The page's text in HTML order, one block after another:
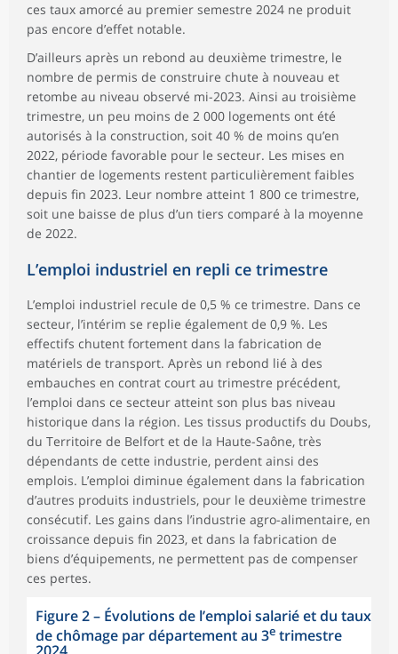
ces taux amorcé au premier semestre 2024 ne produit
pas encore d’effet notable.
D’ailleurs après un rebond au deuxième trimestre, le
nombre de permis de construire chute à nouveau et
retombe au niveau observé mi-2023. Ainsi au troisième
trimestre, un peu moins de 2 000 logements ont été
autorisés à la construction, soit 40 % de moins qu’en
2022, période favorable pour le secteur. Les mises en
chantier de logements restent particulièrement faibles
depuis fin 2023. Leur nombre atteint 1 800 ce trimestre,
soit une baisse de plus d’un tiers comparé à la moyenne
de 2022.
L’emploi industriel en repli ce trimestre
L’emploi industriel recule de 0,5 % ce trimestre. Dans ce
secteur, l’intérim se replie également de 0,9 %. Les
effectifs chutent fortement dans la fabrication de
matériels de transport. Après un rebond lié à des
embauches en contrat court au trimestre précédent,
l’emploi dans ce secteur atteint son plus bas niveau
historique dans la région. Les tissus productifs du Doubs,
du Territoire de Belfort et de la Haute-Saône, très
dépendants de cette industrie, perdent ainsi des
emplois. L’emploi diminue également dans la fabrication
d’autres produits industriels, pour le deuxième trimestre
consécutif. Les gains dans l’industrie agro-alimentaire, en
croissance depuis fin 2023, et dans la fabrication de
biens d’équipements, ne permettent pas de compenser
ces pertes.
Figure 2– Évolutions de l’emploi salarié et du taux
de chômage par département au 3e trimestre